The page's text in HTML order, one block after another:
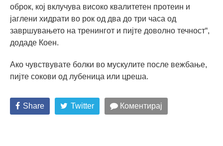
оброк, кој вклучува високо квалитетен протеин и
јаглени хидрати во рок од два до три часа од
завршувањето на тренингот и пијте доволно течност“,
додаде Коен.
Ако чувствувате болки во мускулите после вежбање,
пијте сокови од лубеница или цреша.
Share Twitter Коментирај